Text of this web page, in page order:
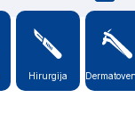
Hirurgija